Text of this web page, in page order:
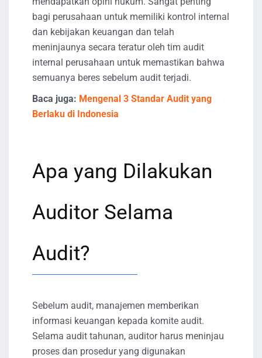
bagi perusahaan untuk memiliki kontrol internal
dan kebijakan keuangan dan telah
meninjaunya secara teratur oleh tim audit
internal perusahaan untuk memastikan bahwa
semuanya beres sebelum audit terjadi.
Baca juga: Mengenal 3 Standar Audit yang
Berlaku di Indonesia
Apa yang Dilakukan
Auditor Selama
Audit?
Sebelum audit, manajemen memberikan
informasi keuangan kepada komite audit.
Selama audit tahunan, auditor harus meninjau
proses dan prosedur yang digunakan